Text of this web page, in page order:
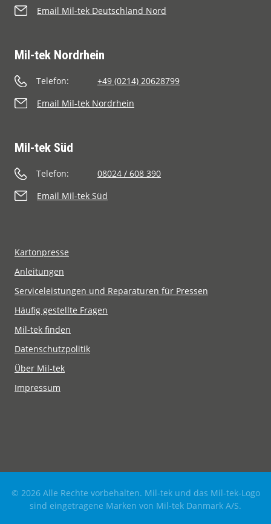
Email Mil-tek Deutschland Nord
Mil-tek Nordrhein
Telefon:
+49 (0214) 20628799
Email Mil-tek Nordrhein
Mil-tek Süd
Telefon:
08024 / 608 390
Email Mil-tek Süd
Kartonpresse
Anleitungen
Serviceleistungen und Reparaturen für Pressen
Häufig gestellte Fragen
Mil-tek finden
Datenschutzpolitik
Über Mil-tek
Impressum
© 2026 Alle Rechte vorbehalten. Mil-tek und das Mil-tek-Logo
sind eingetragene Marken von Mil-tek Danmark A/S.